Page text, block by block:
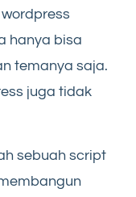
hanya bisa
temanya saja.
juga tidak
sebuah script